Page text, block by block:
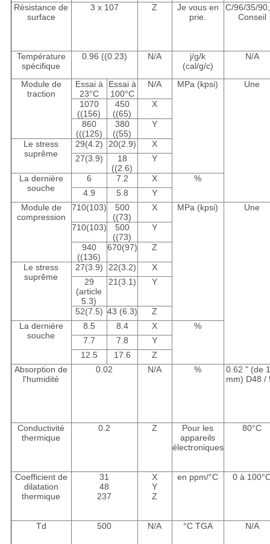
Résistance de
surface
3 x 107 Z
Je vous en
prie.
C/96/35/
Conseil
Température
spécifique
0.96 ((0.23) N/A
j/g/k
(cal/g/c)
N/A
Module de
traction
Essai à
23°C
Essai à
100°C
N/A MPa (kpsi) Une
1070
((156)
450
((65)
X
860
(((125)
380
((55)
Y
Le stress
suprême
29(4.2) 20(2.9)
X
27(3.9)
18
((2.6)
Y
La dernière
souche
6 7.2 X
%
4.9
5.8
Y
Module de
compression
710(103)
500
((73)
X MPa (kpsi) Une
710(103)
500
((73)
Y
940
((136)
670(97) Z
Le stress
suprême
27(3.9) 22(3.2)
X
29
(article
5.3)
21(3.1) Y
52(7.5) 43 (6.3)
Z
La dernière
souche
8.5 8.4 X
%
7.7
7.8
Y
12.5
17.6
Z
Absorption de
l'humidité
0.02 N/A %
0.62 " (de
mm) D48 /
Conductivité
thermique
0.2 Z
Pour les
appareils
électroniques
80°C
Coefficient de
dilatation
thermique
31
48
237
X
Y
Z
en ppm/°C 0 à
Td 500 N/A °C TGA N/A